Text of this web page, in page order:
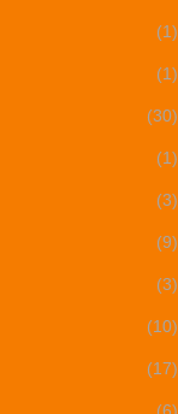
(1)
(1)
(30)
(1)
(3)
(9)
(3)
(10)
(17)
(6)